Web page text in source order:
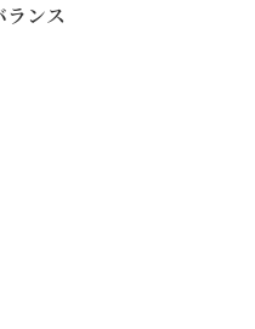
ランス